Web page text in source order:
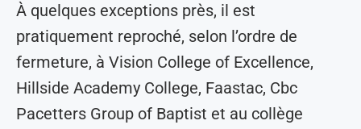
À quelques exceptions près, il est
pratiquement reproché, selon l’ordre de
fermeture, à Vision College of Excellence,
Hillside Academy College, Faastac, Cbc
Pacetters Group of Baptist et au collège